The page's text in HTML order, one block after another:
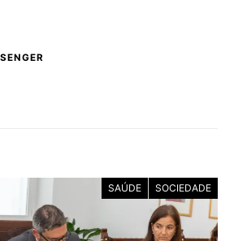
SAÚDE SOCIEDADE